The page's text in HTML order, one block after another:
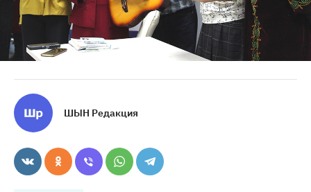
ШЫН Редакция